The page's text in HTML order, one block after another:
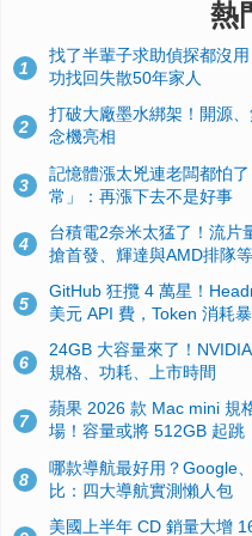
熱
1
找了半輩子求助偵探都沒
功找回失散50年家人
2
打破大廠墨水綁架！開源
念機亮相
3
記憶體漲太兇連老闆都怕
常」：再漲下去不是好事
4
台積電2奈米太猛了！流片
搶首發、輝達與AMD排隊
5
GitHub 狂攬 4 萬星！
美元 API 費，Token 消耗
6
24GB 大容量來了！
規格、功耗、上市時間
7
蘋果 2026 款 Mac mini 規
場！容量或將 512GB 起跳
8
哪款導航最好用？Google
比：四大導航實測懶人包
美國上半年 CD 銷量大增